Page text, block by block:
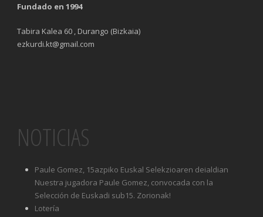
Fundado en 1994
Tabira Kalea 60 , Durango (Bizkaia)
ezkurdi.kt@gmail.com
NOTICIAS
Paule Gomez, 15azpiko Euskal Selekzioaren deialdian
Nuestra jugadora Paule Gomez, convocada con la
Selección de Euskadi sub15. Zorionak!
Lotería